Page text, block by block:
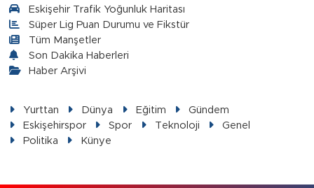
Eskişehir Trafik Yoğunluk Haritası
Süper Lig Puan Durumu ve Fikstür
Tüm Manşetler
Son Dakika Haberleri
Haber Arşivi
Yurttan Dünya Eğitim
Gündem
Eskişehirspor
Spor Teknoloji
Genel
Politika
Künye